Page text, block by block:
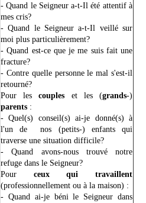
- Quand le Seigneur a-t-Il été attentif à
mes cris?
- Quand le Seigneur a-t-Il veillé sur
moi plus particulièrement?
- Quand est-ce que je me suis fait une
fracture?
- Contre quelle personne le mal s'est-il
retourné?
Pour lescouples et les (grands-)
parents :
- Quel(s) conseil(s) ai-je donné(s) à
l'un de nos (petits-) enfants qui
traverse une situation difficile?
- Quand avons-nous trouvé notre
refuge dans le Seigneur?
Pour ceux qui travaillent
(professionnellement ou à la maison) :
- Quand ai-je béni le Seigneur dans